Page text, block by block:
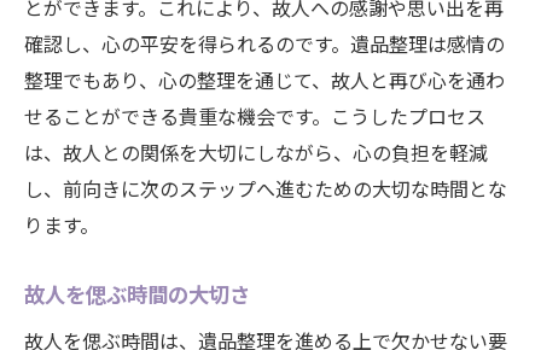
故人の人生を振り返る時間
家族との思い出を共有する瞬間
遺品整理を通じて感情の波を穏やかにする秘訣
感情を整理するためのヒント
心を落ち着かせる整理の方法
故人への思いを整理する時間
とができます。これにより、故人への感謝や思い出を再
確認し、心の平安を得られるのです。遺品整理は感情の
整理でもあり、心の整理を通じて、故人と再び心を通わ
せることができる貴重な機会です。こうしたプロセス
は、故人との関係を大切にしながら、心の負担を軽減
し、前向きに次のステップへ進むための大切な時間とな
ります。
故人を偲ぶ時間の大切さ
故人を偲ぶ時間は、遺品整理を進める上で欠かせない要